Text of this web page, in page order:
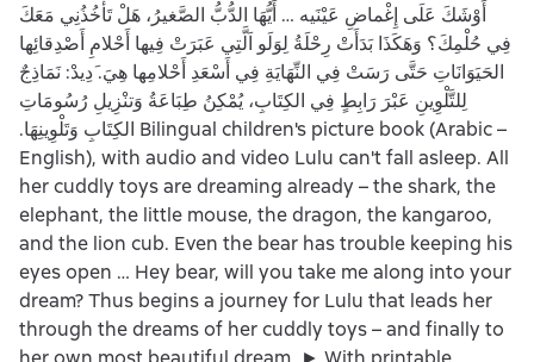
أَوْشَكَ عَلَى إِغْماضِ عَيْنَيه‏ …‏ أَيُّهَا الدُّبُّ الصَّغيرُ، هَلْ تَأْخُذُنِي مَعَكَ
فِي حُلْمِكَ‏؟‏ وَهَكَذَا بَدَأَتْ رِحْلَةُ لِوَلَو اَلَّتِي عَبَرَتْ فِيها أَحْلامِ أَصْدِقائِها
الحَيَوَانَاتِ حَتَّى رَسَتْ فِي النِّهَايَةِ فِي أَسْعَدِ أَحْلامِها هِيَ‏‏.‏ ‏َدِيدْ: نَمَاذِجٌ
لِلتَّلْوِينِ عَبْرَ رَابِطٍ فِي الكِتَابِ، يُمْكِنُ طِبَاعَةُ وَتنْزِيلِ رُسُومَاتِ
الكِتَابِ وَتَلْوِينِهَا‏.‏ Bilingual children's picture book (Arabic –
English), with audio and video Lulu can't fall asleep. All
her cuddly toys are dreaming already – the shark, the
elephant, the little mouse, the dragon, the kangaroo,
and the lion cub. Even the bear has trouble keeping his
eyes open … Hey bear, will you take me along into your
dream? Thus begins a journey for Lulu that leads her
through the dreams of her cuddly toys – and finally to